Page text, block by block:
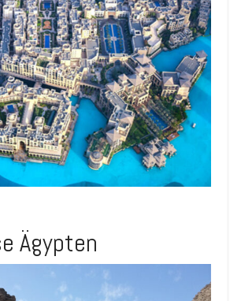
Ägypten